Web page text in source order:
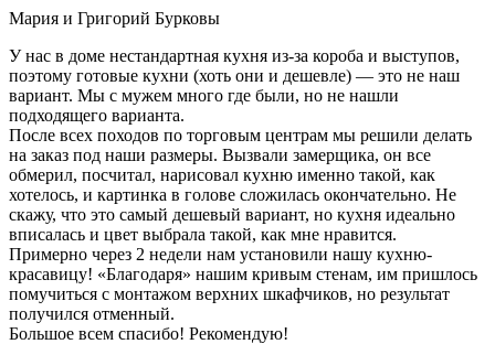
Мария и Григорий Бурковы
У нас в доме нестандартная кухня из-за короба и выступов,
поэтому готовые кухни (хоть они и дешевле) — это не наш
вариант. Мы с мужем много где были, но не нашли
подходящего варианта.
После всех походов по торговым центрам мы решили делать
на заказ под наши размеры. Вызвали замерщика, он все
обмерил, посчитал, нарисовал кухню именно такой, как
хотелось, и картинка в голове сложилась окончательно. Не
скажу, что это самый дешевый вариант, но кухня идеально
вписалась и цвет выбрала такой, как мне нравится.
Примерно через 2 недели нам установили нашу кухню-
красавицу! «Благодаря» нашим кривым стенам, им пришлось
помучиться с монтажом верхних шкафчиков, но результат
получился отменный.
Большое всем спасибо! Рекомендую!